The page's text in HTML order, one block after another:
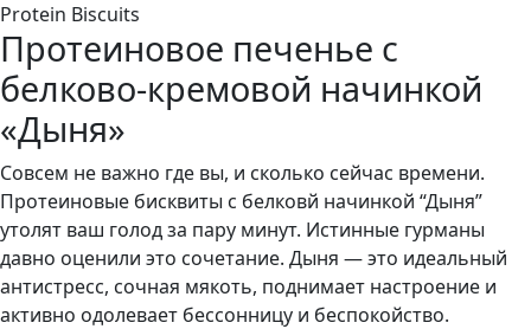
Protein Biscuits
Протеиновое печенье с
белково-кремовой начинкой
«Дыня»
Совсем не важно где вы, и сколько сейчас времени.
Протеиновые бисквиты с белковй начинкой “Дыня”
утолят ваш голод за пару минут. Истинные гурманы
давно оценили это сочетание. Дыня — это идеальный
антистресс, сочная мякоть, поднимает настроение и
активно одолевает бессонницу и беспокойство.